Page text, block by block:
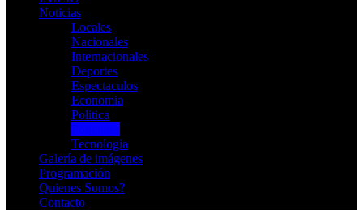
Noticias
Locales
Nacionales
Internacionales
Deportes
Espectaculos
Economia
Politica
Tecnologia
Galería de imágenes
Programación
Quienes Somos?
Contacto